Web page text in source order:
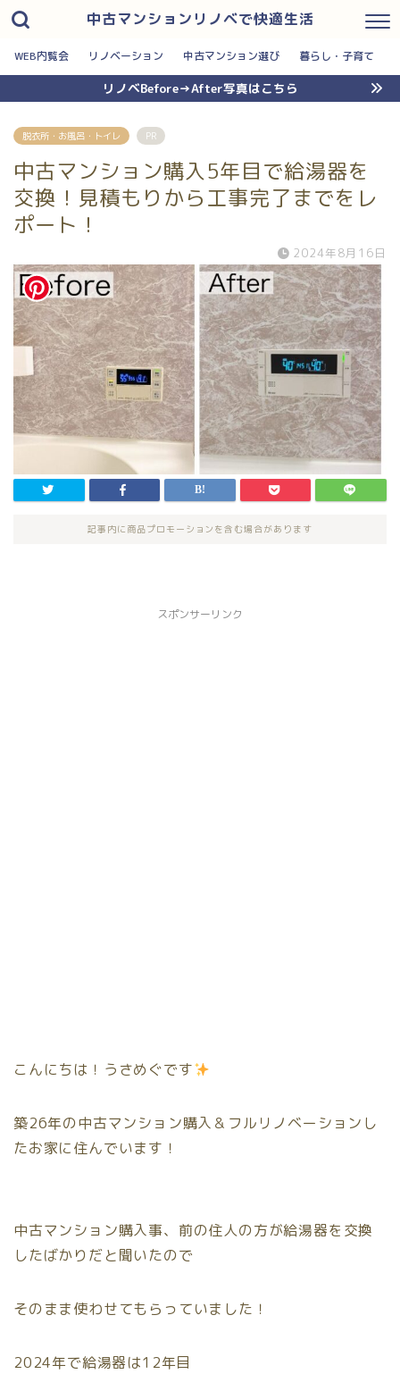
中古マンションリノベで快適生活
WEB内覧会 リノベーション 中古マンション選び 暮らし・子育て
リノベBefore→After写真はこちら
脱衣所・お風呂・トイレ PR
中古マンション購入5年目で給湯器を
交換！見積もりから工事完了までをレ
ポート！
2024年8月16日
記事内に商品プロモーションを含む場合があります
スポンサーリンク
こんにちは！うさめぐです
築26年の中古マンション購入＆フルリノベーションし
たお家に住んでいます！
中古マンション購入事、前の住人の方が給湯器を交換
したばかりだと聞いたので
そのまま使わせてもらっていました！
2024年で給湯器は12年目